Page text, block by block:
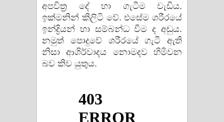
අපවිත්‍ර දේ හා ගැටීම වැඩිය.
ඉක්මනින් කිලිටි වේ. එසේම ශරීරයේ
ඉන්ද්‍රියන් හා සම්බන්ධ වීම ද අඩුය.
නමුත් පොදුවේ ශරීරයේ ගැටී ඇති
නිසා ආශිර්වාදය නොමදව හිමිවන
බව කිව යුතුය.